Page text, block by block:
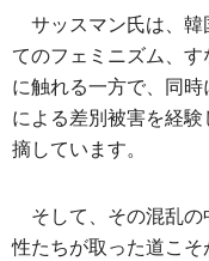
サッスマン氏は、
てのフェミニズム、
に触れる一方で、同
による差別被害を経
摘しています。
そして、その混乱の
性たちが取った道こ